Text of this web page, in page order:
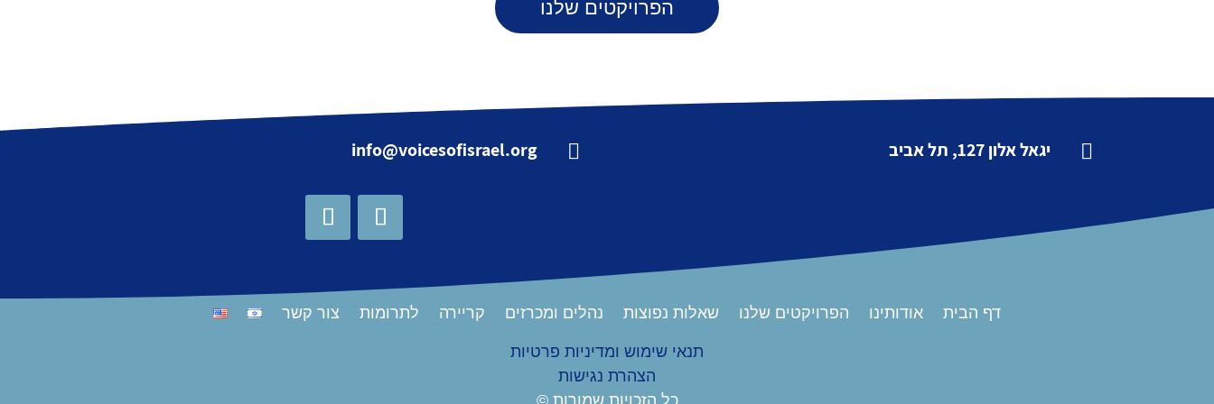
הפרויקטים שלנו

info@voicesofisrael.org  יגאל אלון 127, תל אביב
דף הבית אודותינו הפרויקטים שלנו שאלות נפוצות נהלים ומכרזים קריירה לתרומות צור קשר
תנאי שימוש ומדיניות פרטיות
הצהרת נגישות
כל הזכויות שמורות ©